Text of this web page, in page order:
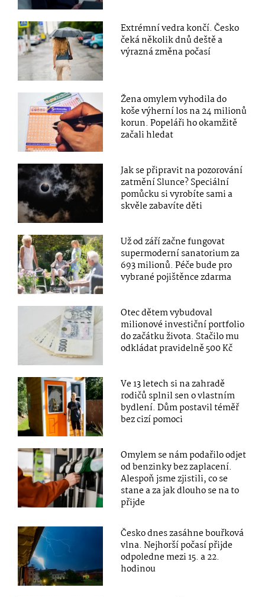
Extrémní vedra končí. Česko
čeká několik dnů deště a
výrazná změna počasí
Žena omylem vyhodila do
koše výherní los na 24 milionů
korun. Popeláři ho okamžitě
začali hledat
Jak se připravit na pozorování
zatmění Slunce? Speciální
pomůcku si vyrobíte sami a
skvěle zabavíte děti
Už od září začne fungovat
supermoderní sanatorium za
693 milionů. Péče bude pro
vybrané pojištěnce zdarma
Otec dětem vybudoval
milionové investiční portfolio
do začátku života. Stačilo mu
odkládat pravidelně 500 Kč
Ve 13 letech si na zahradě
rodičů splnil sen o vlastním
bydlení. Dům postavil téměř
bez cizí pomoci
Omylem se nám podařilo odjet
od benzinky bez zaplacení.
Alespoň jsme zjistili, co se
stane a za jak dlouho se na to
přijde
Česko dnes zasáhne bouřková
vlna. Nejhorší počasí přijde
odpoledne mezi 15. a 22.
hodinou